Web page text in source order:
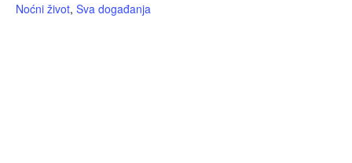
Noćni život, Sva događanja